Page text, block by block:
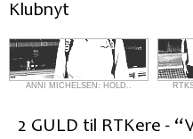
ANNI MICHELSEN: HOLD..